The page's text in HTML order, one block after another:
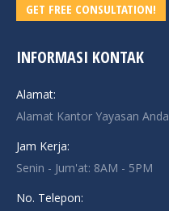
GET FREE CONSULTATION!
INFORMASI KONTAK
Alamat:
Alamat Kantor Yayasan Anda
Jam Kerja:
Senin - Jum'at: 8AM - 5PM
No. Telepon: